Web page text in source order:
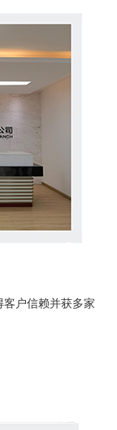
户信赖并获多家